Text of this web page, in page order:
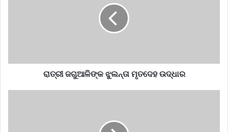
ରାତ୍ରୀ ଜଗୁଆଳିଙ୍କ ଝୁଲନ୍ତା ମୃତଦେହ ଉଦ୍ଧାର